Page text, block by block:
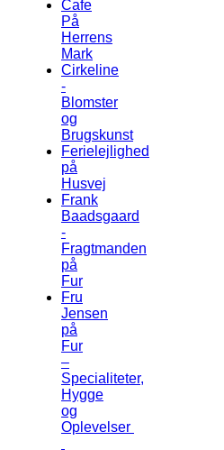
Cafe
På
Herrens
Mark
Cirkeline
-
Blomster
og
Brugskunst
Ferielejlighed
på
Husvej
Frank
Baadsgaard
-
Fragtmanden
på
Fur
Fru
Jensen
på
Fur
–
Specialiteter,
Hygge
og
Oplevelser